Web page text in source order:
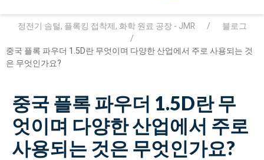
정전기 솜털, 플록킹 접착제, 화학 원료 공장 - JMR
블로그
중국 플록 파우더 1.5D란 무엇이며 다양한 산업에서 주로 사용되는 것
은 무엇인가요?
중국 플록 파우더 1.5D란 무
엇이며 다양한 산업에서 주로
사용되는 것은 무엇인가요?